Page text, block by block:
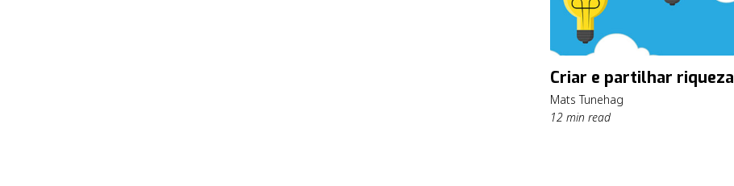
Criar e partilhar riqueza
Mats Tunehag
12 min read